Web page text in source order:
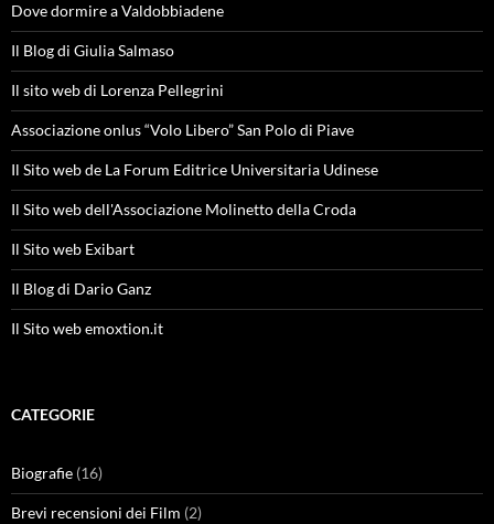
Dove dormire a Valdobbiadene
Il Blog di Giulia Salmaso
Il sito web di Lorenza Pellegrini
Associazione onlus “Volo Libero” San Polo di Piave
Il Sito web de La Forum Editrice Universitaria Udinese
Il Sito web dell'Associazione Molinetto della Croda
Il Sito web Exibart
Il Blog di Dario Ganz
Il Sito web emoxtion.it
CATEGORIE
Biografie (16)
Brevi recensioni dei Film (2)